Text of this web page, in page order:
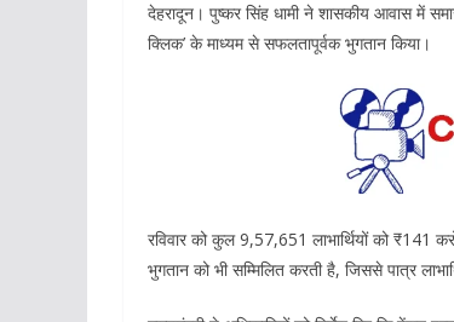
देहरादून। पुष्कर सिंह धामी ने शासकीय आवास में
क्लिक’ के माध्यम से सफलतापूर्वक भुगतान किया।
रविवार को कुल 9,57,651 लाभार्थियों को ₹141
भुगतान को भी सम्मिलित करती है, जिससे पात्र